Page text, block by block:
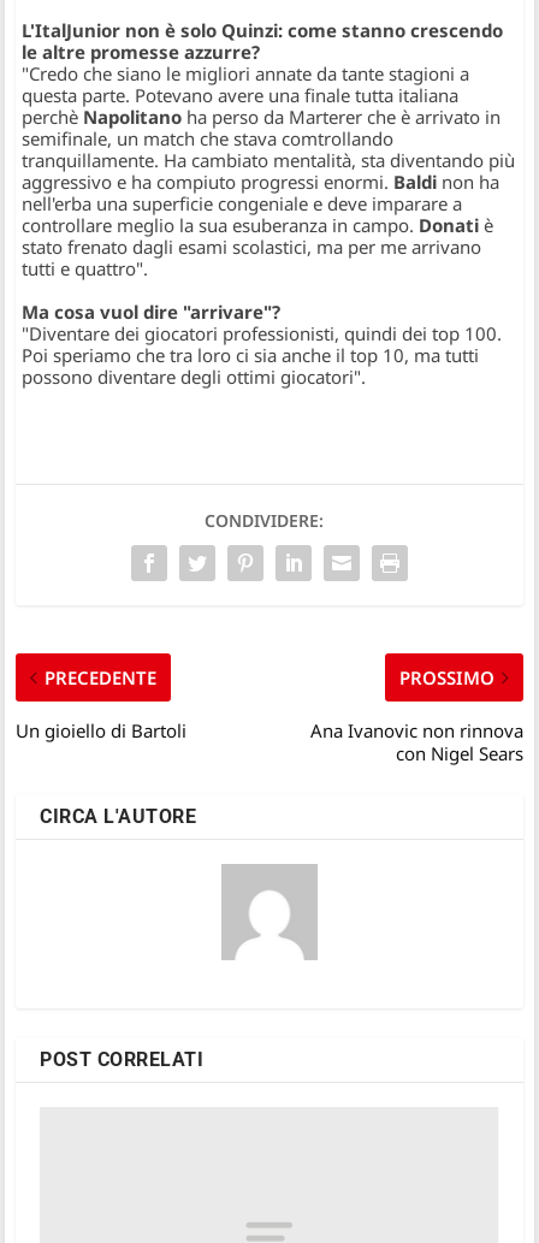
L'ItalJunior non è solo Quinzi: come stanno crescendo
le altre promesse azzurre?
"Credo che siano le migliori annate da tante stagioni a
questa parte. Potevano avere una finale tutta italiana
perchè Napolitano ha perso da Marterer che è arrivato in
semifinale, un match che stava comtrollando
tranquillamente. Ha cambiato mentalità, sta diventando più
aggressivo e ha compiuto progressi enormi. Baldi non ha
nell'erba una superficie congeniale e deve imparare a
controllare meglio la sua esuberanza in campo. Donati è
stato frenato dagli esami scolastici, ma per me arrivano
tutti e quattro".
Ma cosa vuol dire "arrivare"?
"Diventare dei giocatori professionisti, quindi dei top 100.
Poi speriamo che tra loro ci sia anche il top 10, ma tutti
possono diventare degli ottimi giocatori".
CONDIVIDERE:
PRECEDENTE
Un gioiello di Bartoli
PROSSIMO
Ana Ivanovic non rinnova
con Nigel Sears
CIRCA L'AUTORE
POST CORRELATI